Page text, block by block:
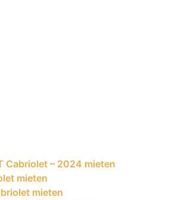
Cabriolet – 2024 mieten
mieten
mieten